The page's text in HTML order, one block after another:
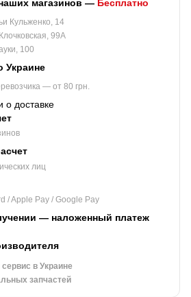
магазинов — Бесплатно
Кульженко, 14
99A
100
Украине
— от 80 грн.
доставке
лиц
/ Apple Pay / Google Pay
— наложенный платеж
в Украине
запчастей